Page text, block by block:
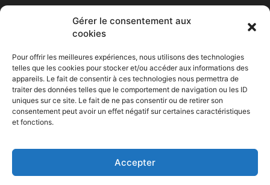
Gérer le consentement aux
cookies
Pour offrir les meilleures expériences, nous utilisons des technologies
telles que les cookies pour stocker et/ou accéder aux informations des
appareils. Le fait de consentir à ces technologies nous permettra de
traiter des données telles que le comportement de navigation ou les ID
uniques sur ce site. Le fait de ne pas consentir ou de retirer son
consentement peut avoir un effet négatif sur certaines caractéristiques
et fonctions.
Accepter
SUIVEZ NOUS
Accueil Economie Entreprises Entrepreneur Afrique
HIGH-TECH Auto-Moto